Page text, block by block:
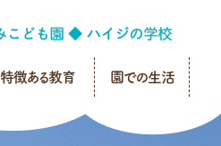
特徴ある教育 園での生活